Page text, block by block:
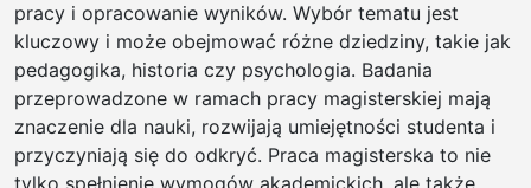
pracy i opracowanie wyników. Wybór tematu jest
kluczowy i może obejmować różne dziedziny, takie jak
pedagogika, historia czy psychologia. Badania
przeprowadzone w ramach pracy magisterskiej mają
znaczenie dla nauki, rozwijają umiejętności studenta i
przyczyniają się do odkryć. Praca magisterska to nie